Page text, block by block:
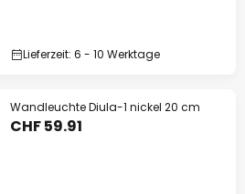
Lieferzeit: 6 - 10 Werktage
Wandleuchte Diula-1 nickel 20 cm
CHF 59.91